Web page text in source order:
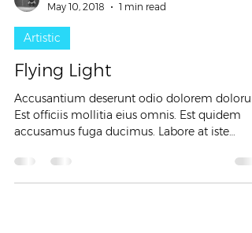
May 10, 2018
1 min read
Artistic
Flying Light
Accusantium deserunt odio dolorem
Est officiis mollitia eius omnis. Est quidem
accusamus fuga ducimus. Labore at iste